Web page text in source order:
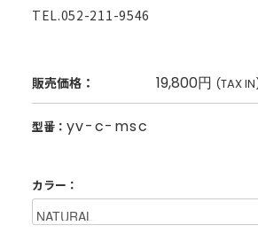
TEL.052-211-9546
販売価格： 19,800円 (TAX
型番： yv-c-msc
カラー：